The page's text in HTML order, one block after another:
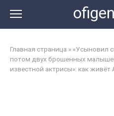
контенту
Главная страница » «Усыновил
потом двух брошенных
известной актрисы»: как